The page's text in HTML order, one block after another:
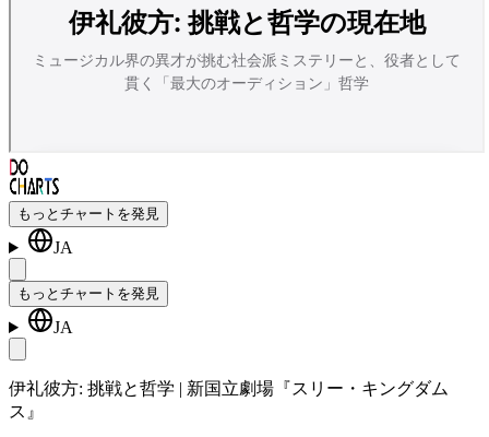
もっとチャートを発見
JA
もっとチャートを発見
JA
伊礼彼方: 挑戦と哲学 | 新国立劇場『スリー・キングダム
ス』